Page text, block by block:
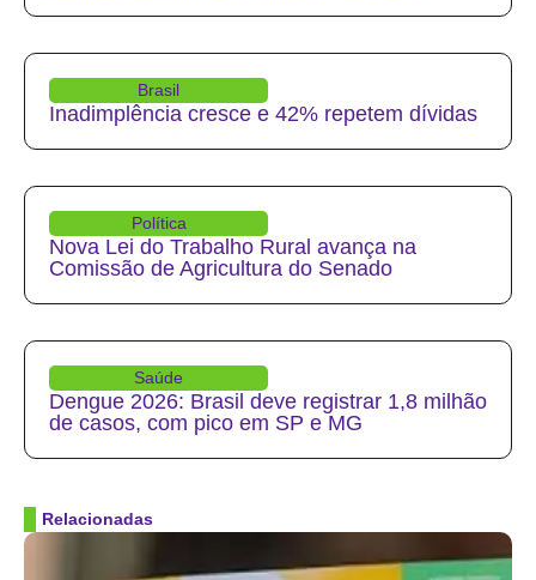
Brasil
Inadimplência cresce e 42% repetem dívidas
Política
Nova Lei do Trabalho Rural avança na
Comissão de Agricultura do Senado
Saúde
Dengue 2026: Brasil deve registrar 1,8 milhão
de casos, com pico em SP e MG
Relacionadas